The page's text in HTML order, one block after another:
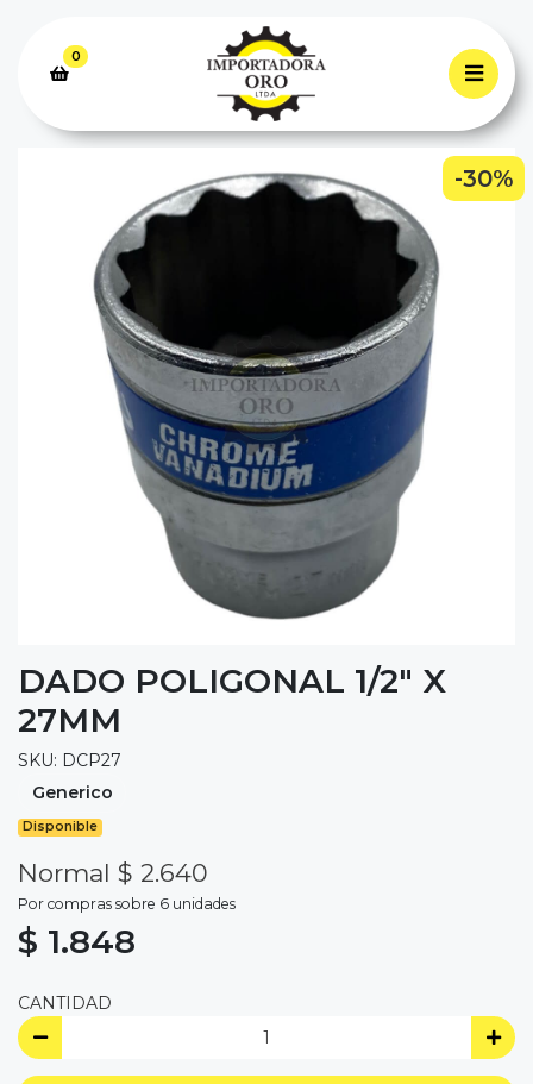
0
-30%
DADO POLIGONAL 1/2" X
27MM
SKU: DCP27
Generico
Disponible
Normal $ 2.640
Por compras sobre 6 unidades
$ 1.848
CANTIDAD